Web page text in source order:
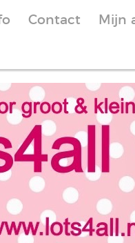
Contact Mijn